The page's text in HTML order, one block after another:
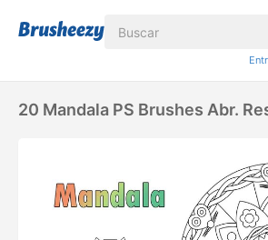
20 Mandala PS Brushes Abr.